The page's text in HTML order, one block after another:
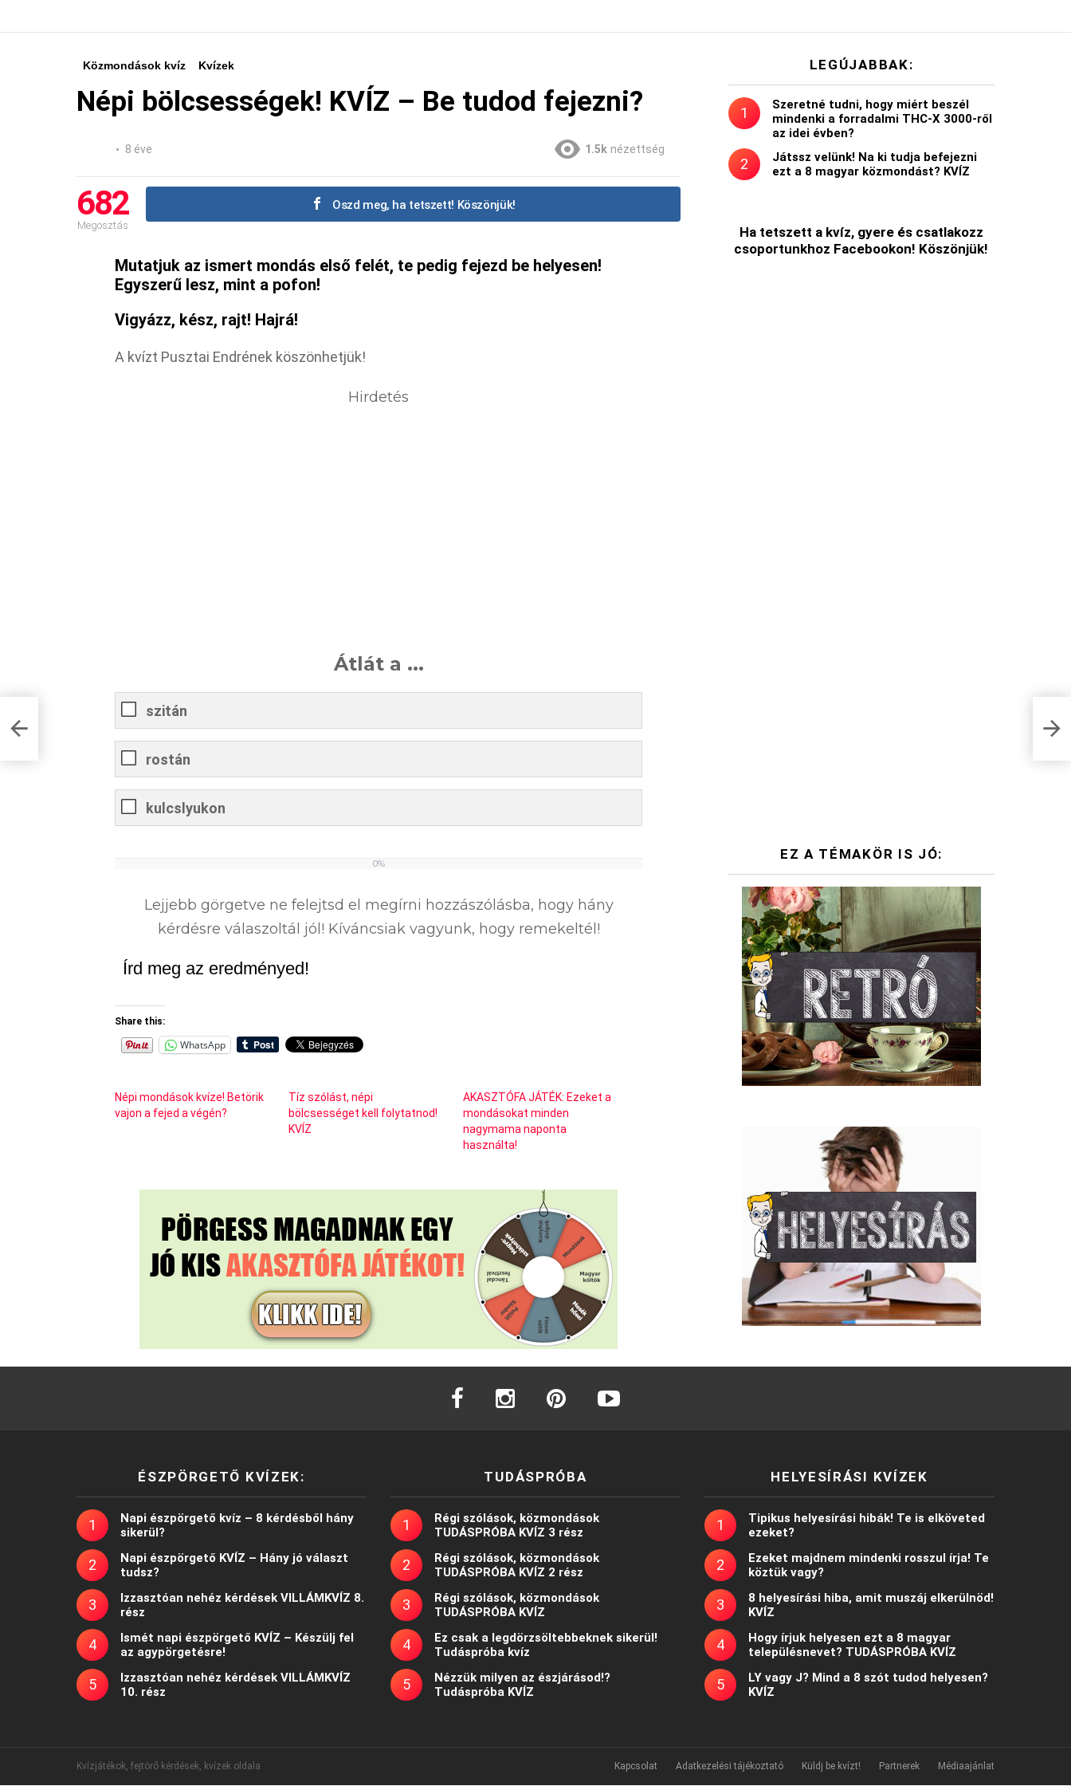
Közmondások kvíz Kvízek
Népi bölcsességek! KVÍZ – Be tudod fejezni?
8 éve 1.5k nézettség
682
Megosztás
Oszd meg, ha tetszett! Köszönjük!
Mutatjuk az ismert mondás első felét, te pedig fejezd be helyesen!
Egyszerű lesz, mint a pofon!
Vigyázz, kész, rajt! Hajrá!
A kvízt Pusztai Endrének köszönhetjük!
Hirdetés
Átlát a ...
szitán
rostán
kulcslyukon
0%
Lejjebb görgetve ne felejtsd el megírni hozzászólásba, hogy hány
kérdésre válaszoltál jól! Kíváncsiak vagyunk, hogy remekeltél!
Írd meg az eredményed!
Share this:
WhatsApp
Népi mondások kvíze! Betörik
vajon a fejed a végén?
Tíz szólást, népi
bölcsességet kell folytatnod!
KVÍZ
AKASZTÓFA JÁTÉK: Ezeket a
mondásokat minden
nagymama naponta
használta!
Az
LEGÚJABBAK:
Szeretné tudni, hogy miért beszél
mindenki a forradalmi THC-X 3000-ről
az idei évben?
Játssz velünk! Na ki tudja befejezni
ezt a 8 magyar közmondást? KVÍZ
Ha tetszett a kvíz, gyere és csatlakozz
csoportunkhoz Facebookon! Köszönjük!
EZ A TÉMAKÖR IS JÓ:
facebook instagram
ÉSZPÖRGETŐ KVÍZEK:
Napi észpörgető kvíz – 8 kérdésből hány
sikerül?
Napi észpörgető KVÍZ – Hány jó választ
tudsz?
Izzasztóan nehéz kérdések VILLÁMKVÍZ 8.
rész
Ismét napi észpörgető KVÍZ – Készülj fel
az agypörgetésre!
Izzasztóan nehéz kérdések VILLÁMKVÍZ
10. rész
TUDÁSPRÓBA
Régi szólások, közmondások
TUDÁSPRÓBA KVÍZ 3 rész
Régi szólások, közmondások
TUDÁSPRÓBA KVÍZ 2 rész
Régi szólások, közmondások
TUDÁSPRÓBA KVÍZ
Ez csak a legdörzsöltebbeknek sikerül!
Tudáspróba kvíz
Nézzük milyen az észjárásod!?
Tudáspróba KVÍZ
HELYESÍRÁSI KVÍZEK
Tipikus helyesírási hibák! Te is elköveted
ezeket?
Ezeket majdnem mindenki rosszul írja! Te
köztük vagy?
8 helyesírási hiba, amit muszáj elkerülnöd!
KVÍZ
Hogy írjuk helyesen ezt a 8 magyar
településnevet? TUDÁSPRÓBA KVÍZ
LY vagy J? Mind a 8 szót tudod helyesen?
KVÍZ
Kvízjátékok, fejtörő kérdések, kvízek oldala Kapcsolat Adatkezelési tájékoztató Küldj be kvízt! Partnerek Médiaajánlat